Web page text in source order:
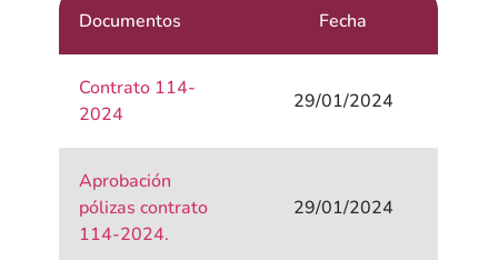
Documentos Fecha
Contrato 114-
2024
29/01/2024
Aprobación
pólizas contrato
114-2024.
29/01/2024